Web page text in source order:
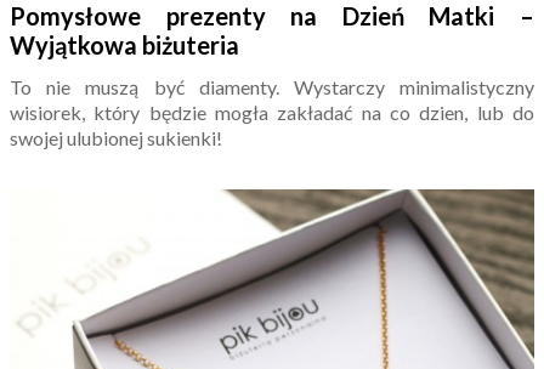
Pomysłowe prezenty na Dzień Matki –
Wyjątkowa biżuteria
To nie muszą być diamenty. Wystarczy minimalistyczny
wisiorek, który będzie mogła zakładać na co dzien, lub do
swojej ulubionej sukienki!